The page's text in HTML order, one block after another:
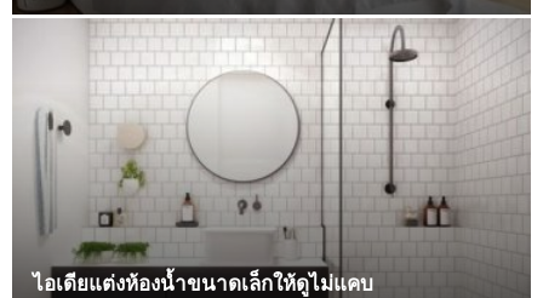
ไอเดียแต่งห้องน้ำขนาดเล็กให้ดูไม่แคบ